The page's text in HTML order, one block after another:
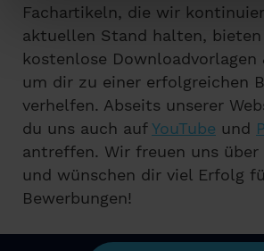
Fachartikeln, die wir
aktuellen Stand halten,
kostenlose Downloadvorlagen
um dir zu einer erfolgreichen
verhelfen. Abseits unserer
du uns auch aufYouTube und
antreffen. Wir freuen uns über
und wünschen dir viel Erfolg
Bewerbungen!